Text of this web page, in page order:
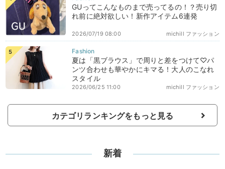
GUってこんなものまで売ってるの！？売り切
れ前に絶対欲しい！新作アイテム6連発
michill ファッション
2026/07/19 08:00
夏は「黒ブラウス」で周りと差をつけて♡パ
ンツ合わせも華やかにキマる！大人のこなれ
スタイル
michill ファッション
2026/06/25 11:00
カテゴリランキングをもっと見る
新着